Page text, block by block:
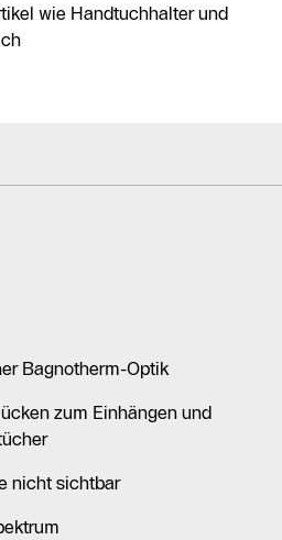
wie Handtuchhalter und
Bagnotherm-Optik
zum Einhängen und
nicht sichtbar